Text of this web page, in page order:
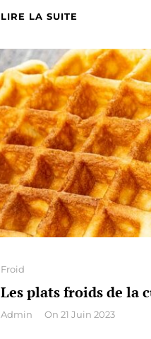
LIRE LA SUITE
À
BASE
DE
RHUM
ARRANGÉ
Categories
Froid
Les plats froids de la
By
Admin On 21 Juin 2023